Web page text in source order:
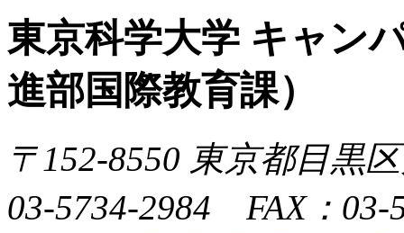
稿
の
ペ
ー
送
り
東京科学大学 キャン
進部国際教育課）
〒152-8550 東京都目黒
03-5734-2984 FAX：